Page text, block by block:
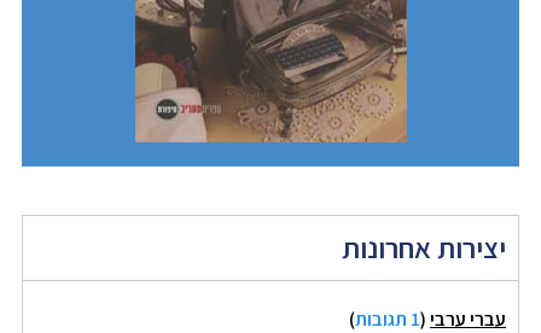
יצירות אחרונות
עברי ערבי(1 תגובות
)